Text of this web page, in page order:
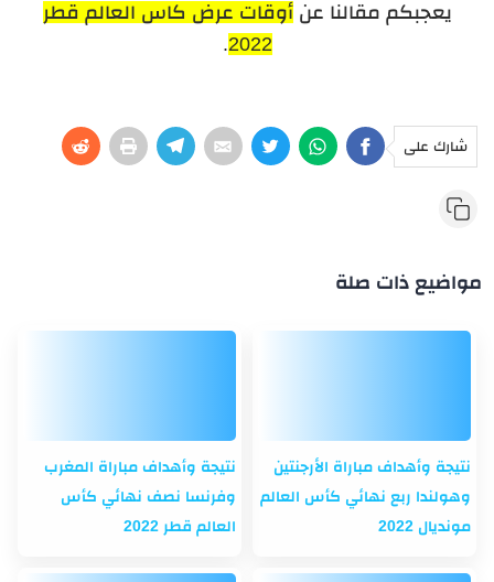
يعجبكم مقالنا عنأوقات عرض كاس العالم قطر
2022
.
شارك على
مواضيع ذات صلة
نتيجة وأهداف مباراة الأرجنتين
وهولندا ربع نهائي كأس العالم
مونديال 2022
نتيجة وأهداف مباراة المغرب
وفرنسا نصف نهائي كأس
العالم قطر 2022